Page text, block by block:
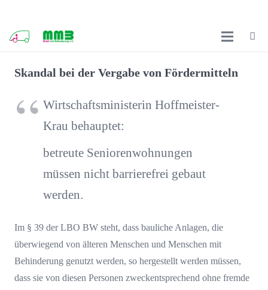
Skandal bei der Vergabe von Fördermitteln
Wirtschaftsministerin Hoffmeister-
Krau behauptet:
betreute Seniorenwohnungen
müssen nicht barrierefrei gebaut
werden.
Im § 39 der LBO BW steht, dass bauliche Anlagen, die
überwiegend von älteren Menschen und Menschen mit
Behinderung genutzt werden, so hergestellt werden müssen,
dass sie von diesen Personen zweckentsprechend ohne fremde